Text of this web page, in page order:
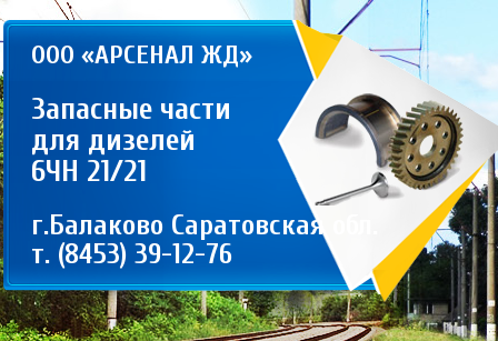
ООО «АРСЕНАЛ ЖД»
Запасные части
для дизелей
6ЧН 21/21
г.Балаково Саратовская обл.
т. (8453) 39-12-76